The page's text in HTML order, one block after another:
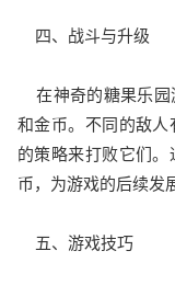
四、战斗与升级
在神奇的糖果乐园
和金币。不同的敌人
的策略来打败它们
币，为游戏的后续发
五、游戏技巧